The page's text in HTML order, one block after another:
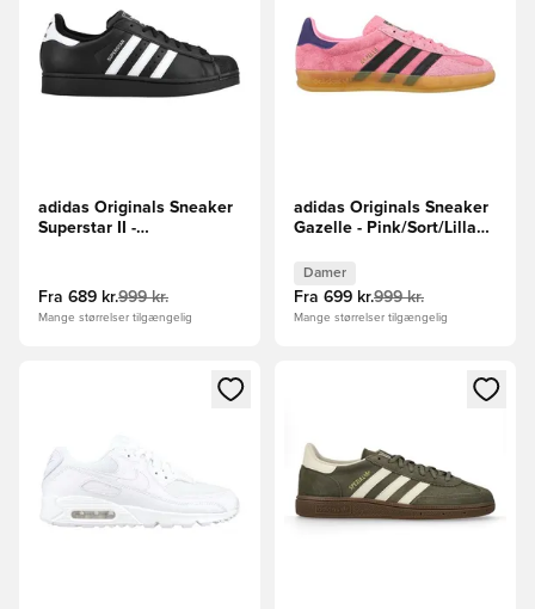
adidas Originals Sneaker
Superstar II -
Fra 689 kr.999 kr.
Mange størrelser tilgængelig
adidas Originals Sneaker
Gazelle - Pink/Sort/Lilla
Damer
Fra 699 kr.999 kr.
Mange størrelser tilgængelig
Åbner en Modal til at logge ind eller tilmelde dig som
Åbner en Modal til at logge